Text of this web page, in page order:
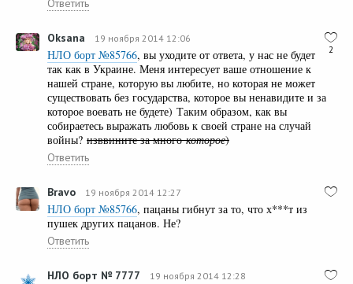
Ответить
2
Oksana 19 ноября 2014 12:06
НЛО борт №85766, вы уходите от ответа, у нас не будет
так как в Украине. Меня интересует ваше отношение к
нашей стране, которую вы любите, но которая не может
существовать без государства, которое вы ненавидите и за
которое воевать не будете) Таким образом, как вы
собираетесь выражать любовь к своей стране на случай
войны? изввините за многокоторое)
Ответить
Bravo 19 ноября 2014 12:27
НЛО борт №85766, пацаны гибнут за то, что х***т из
пушек других пацанов. Не?
Ответить
НЛО борт № 7777 19 ноября 2014 12:28